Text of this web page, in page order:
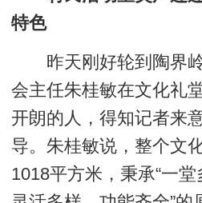
特色
昨天刚好轮到陶界岭
会主任朱桂敏在文化礼
开朗的人，得知记者来
导。朱桂敏说，整个文
1018平方米，秉承“一堂